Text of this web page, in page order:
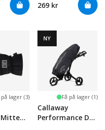
269 kr
på lager (3)
NY
Få på lager (1)
Callaway
Performance Dry